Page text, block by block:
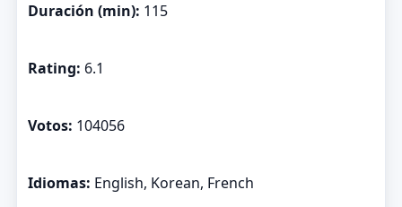
Duración (min): 115
Rating: 6.1
Votos: 104056
Idiomas: English, Korean, French